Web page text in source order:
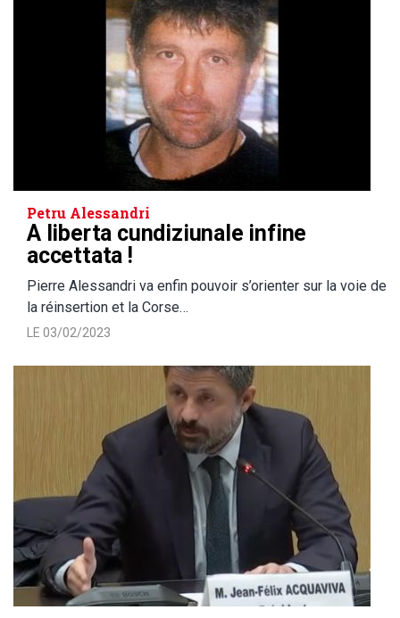
Petru Alessandri
A liberta cundiziunale infine
accettata !
Pierre Alessandri va enfin pouvoir s’orienter sur la voie de
la réinsertion et la Corse…
LE 03/02/2023